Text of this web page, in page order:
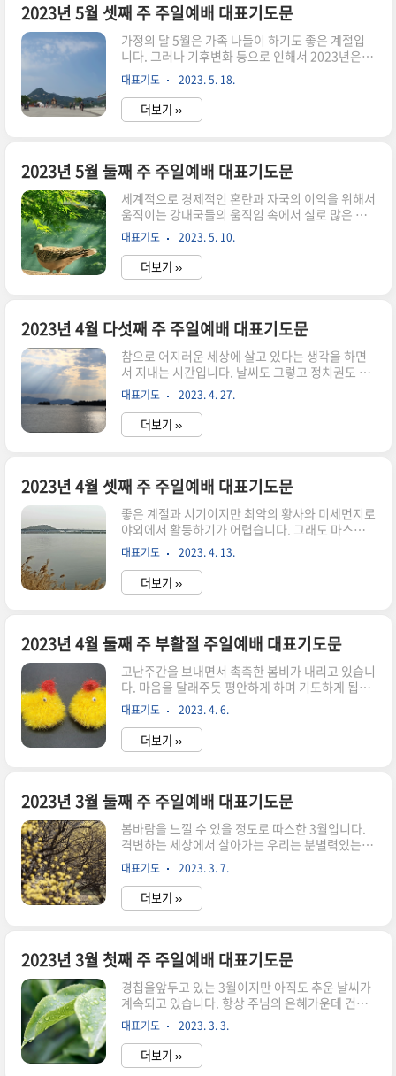
월에 들어가면서 마음을 가다듬어 봅니다. 하나님
앞에 기쁨이 되는 성도가 되길바라며 2023년 6월
1주차 주일예배 대표기도문을 작성하였습니다.
2023년 6월 첫째 주 주일예배 대표기도문 전능하
시며 사랑이 많으신 하나님! 오늘도 주님을 바라보
며 감사하는 마음으로 예배의 자리에 나왔습니다.
지난 5월도 하나님의 은혜로 잘 지내고 ..
2023년 5월 셋째 주 주일예배 대표기도문
가정의 달 5월은 가족 나들이 하기도 좋은 계절입
니다. 그러나 기후변화 등으로 인해서 2023년은 무
더위가 일찍 찾아오고 에상치 못한 소나기도 내립
니다. 우리의 살아가는 삶속에서 겪는 변화를 생각
하게 합니다. 하나님을 의지할 수 밖에 없는 우리가
내 욕심을 가장 앞세우고 있는 것은 아닌지 다시 한
년 5월 3주차 주일예배 대표기도문을 준비했습니
다. 5월 세째 주 주일예배 대표기도문 존귀하신 하
나님 아버지! 복음으로 택한 백성으로 삼아 주시고
돌보시는 창조주 하나님 아버지를 찬양합니다. 오
늘 주일에도 주시는 말씀을 사모하며 예배로 감사
와 영광을 올려 드립니다. 기쁜 일이 있을 때나 슬픔
을 당할 때도 하나님의 도..
대표기도 2023. 5. 18.
더보기 ››
2023년 5월 둘째 주 주일예배 대표기도문
세계적으로 경제적인 혼란과 자국의 이익을 위해서
움직이는 강대국들의 움직임 속에서 실로 많은 위
협감을 느끼게 됩니다. 하나님을 의지하면 지낼 수
있다는 것만으로도 은혜입니다. 가장 약한것을 아
시고 도우시는 하나님을 바라봅니다. 하루 하루가
좋은 일로 채워지기를 위해 기도하지만 온전하게
보내시고 복된 가정이 되시길 바라며, 2023년 5월
둘째 주 주일예배 대표기도문을 작성했습니다. 건
강하세요. 5월 둘째 주 주일예배 대표기도문 참 좋
으신 하나님 아버지! 주신 은혜에 감사드리며 예배
를 올려드립니다. 천지 만물을 창조하시고 감출 수
없는 죄로 가득한 우리를 독생자 예수그리스도의
보혈로 대속하시고 구원받은 하나님의..
대표기도 2023. 5. 10.
더보기 ››
2023년 4월 다섯째 주 주일예배 대표기도문
참으로 어지러운 세상에 살고 있다는 생각을 하면
서 지내는 시간입니다. 날씨도 그렇고 정치권도 매
일 원색적인 싸움을 하고 경제적인 어려움으로 인
해 선량한 사람들이 목숨까지도 잃어 버리고 있는
안타까운 상황이 발생하였습니다. 나라는 국운을
걸고 살아내야 하는 외교의 고립속에서 몸부림치고
혹시라도 어려운 일이 있을지라도 기도하며 감사하
는 가운데 응답하시는 주님의 은혜로 승리하시기를
기도합니다. 2023년 4월 다섯째 주 주일예배 대표
기도문을 작성하였습니다. 사랑이 많으신 하나님
아버지! 주일에 감사와 경건함으로 예배를 올려드
리오니 기쁘게 받아주시옵기를 원합니다. 우리의
죄 때문에 십자가에서 죽으시고, 사흘째 되던..
대표기도 2023. 4. 27.
더보기 ››
2023년 4월 셋째 주 주일예배 대표기도문
좋은 계절과 시기이지만 최악의 황사와 미세먼지로
야외에서 활동하기가 어렵습니다. 그래도 마스크
를 쓰고 한강에 나가 보았습니다. 유유히 흐르는 강
물과 자연이 어우러진 한강은 멋진 자연의 선물입
니다. 인공적인 철교도 있지만 자연을 보조하는 장
식에 불과합니다. 자연을 주신 하나님께 감사한 마
로 가득하기를 바라는 마음으로 2023년 4월 셋째
주 주일예배 대표기도문을 준비했습니다. 이처럼
좋은 세상을 만드시고 주님의 사랑으로 인도하시며
주일에 말씀을 사모하는 마음으로 교회에 모여 하
나님께 예배를 올려 드리게 하여 주심을 감사드립
니다. 십자가의 보혈로 대속하신 크나큰 사랑을 기
억하게 하시고 주님의 은혜임을 고백하며 주신 말..
대표기도 2023. 4. 13.
더보기 ››
2023년 4월 둘째 주 부활절 주일예배 대표기도문
고난주간을 보내면서 촉촉한 봄비가 내리고 있습니
다. 마음을 달래주듯 평안하게 하며 기도하게 됩니
다. 우리를 위해 죽으신 주님을 생각하며 감사한 마
음으로 지내며 부활절 주일예배를 기다립니다. 다
시 사신 주님을 믿으며 2023년 4월 둘째 주 부활절
주일예배 대표기도문을 준비했습니다. 천지를 창
으로 기도하며 고난주간을 보내고, 다시 사신 부활
의 주님을 믿으며 감사와 기쁨의 마음으로 부활절
주일예배를 오려드리오니 영광 받아 주시옵소서.
죄 없으신 주님의 십자가 희생으로 인하여 우리들
의 죄가 깨끗하여졌다는 놀라운 사실을 다시 한번
깊이 간직하고 세상 속에 살아갈 동안에도 말씀이
힘이 되셔서 죄 가운데에서 깨달음으로 회..
대표기도 2023. 4. 6.
더보기 ››
2023년 3월 둘째 주 주일예배 대표기도문
봄바람을 느낄 수 있을 정도로 따스한 3월입니다.
격변하는 세상에서 살아가는 우리는 분별력있는 삶
을 구하며 살아야 하겠다는 생각이듭니다. 옳은 것
과 그른 것의 구별이 불확실할 정도로 흔들리는 정
보를 대하며 살고 있고 대적하는 세력들의 거친 행
동에 영적으로 무장하며 살아가야 하겠습니다. 사
습니다. 항상 주님의 은혜속에서 복된 3월이 되시
기를 기도하면서 2023년 3월 둘째 주 주일예배 대
표기도문을 준비했습니다. 사랑의 하나님 아버지!
오늘 주일에 감사와 겸손으로 예배를 올려드립니
다. 만물의 창조자이시며 사랑으로 품어주시며 보
호하여 주시고, 복음으로 살아가게 하신 귀한 은혜
와 축복에 감사드립니다. 우리가 하나님의 ..
대표기도 2023. 3. 7.
더보기 ››
2023년 3월 첫째 주 주일예배 대표기도문
경칩을앞두고 있는 3월이지만 아직도 추운 날씨가
계속되고 있습니다. 항상 주님의 은혜가운데 건강
하시고 성령충만한 삶을 누리시기를 기도합니다.
사순절기간을 보다 경건하게 보내기 위해서 나름대
로 준비하는 마음으로 지내고 계실것입니다. 부활
의 소망을 누리며 살아갈 수 있는 우리의 복된 심령
대표기도 2023. 3. 3.
더보기 ››